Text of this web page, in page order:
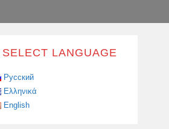
SELECT LANGUAGE
Русский
Ελληνικά
English